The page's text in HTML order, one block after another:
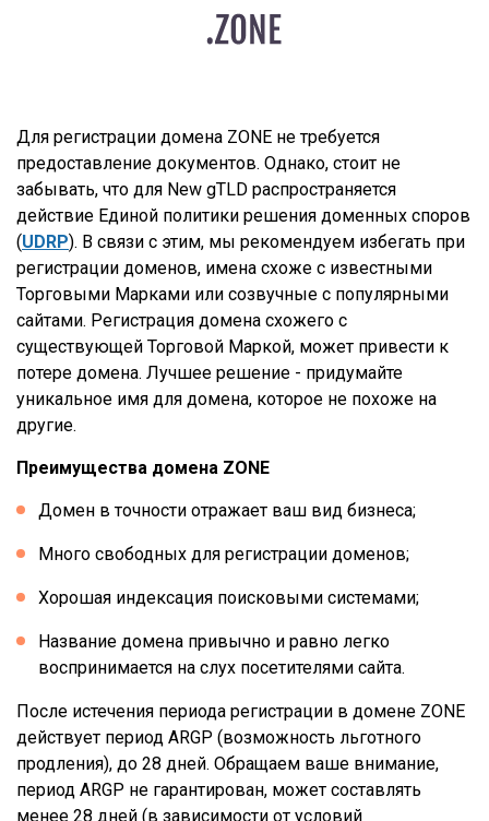
Для регистрации домена ZONE не требуется
предоставление документов. Однако, стоит не
забывать, что для New gTLD распространяется
действие Единой политики решения доменных споров
(UDRP). В связи с этим, мы рекомендуем избегать при
регистрации доменов, имена схоже с известными
Торговыми Марками или созвучные с популярными
сайтами. Регистрация домена схожего с
существующей Торговой Маркой, может привести к
потере домена. Лучшее решение - придумайте
уникальное имя для домена, которое не похоже на
другие.
Преимущества домена ZONE
Домен в точности отражает ваш вид бизнеса;
Много свободных для регистрации доменов;
Хорошая индексация поисковыми системами;
Название домена привычно и равно легко
воспринимается на слух посетителями сайта.
После истечения периода регистрации в домене ZONE
действует период ARGP (возможность льготного
продления), до 28 дней. Обращаем ваше внимание,
период ARGP не гарантирован, может составлять
менее 28 дней (в зависимости от условий